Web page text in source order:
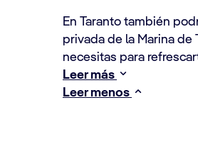
En Taranto también
privada de la Marina de
necesitas para
Leer más
Leer menos